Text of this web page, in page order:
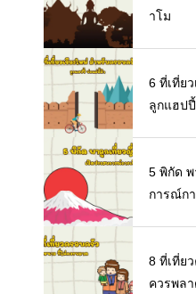
าโม
6 ที่เที่ย
ลูกแฮป
5 พิกัด
การณ์ก
8 ที่เที่ย
ควรพล